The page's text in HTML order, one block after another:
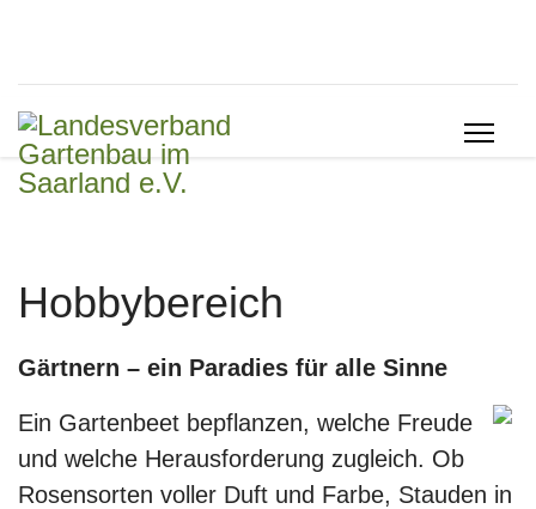
Hobbybereich
Gärtnern – ein Paradies für alle Sinne
Ein Gartenbeet bepflanzen, welche Freude
und welche Herausforderung zugleich. Ob
Rosensorten voller Duft und Farbe, Stauden in